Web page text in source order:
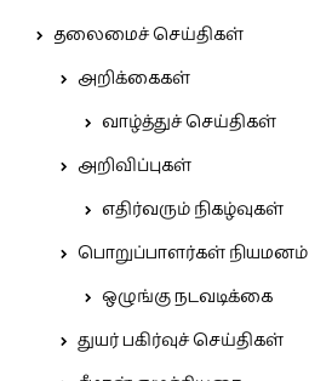
தலைமைச் செய்திகள்
அறிக்கைகள்
வாழ்த்துச் செய்திகள்
அறிவிப்புகள்
எதிர்வரும் நிகழ்வுகள்
பொறுப்பாளர்கள் நியமனம்
ஒழுங்கு நடவடிக்கை
துயர் பகிர்வுச் செய்திகள்